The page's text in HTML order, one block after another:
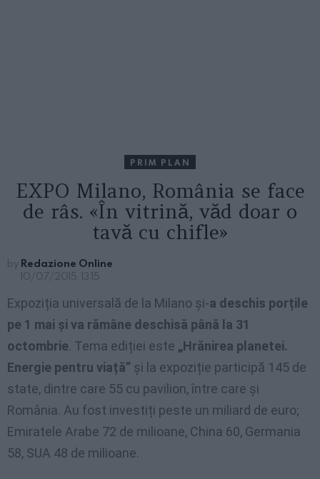
PRIM PLAN
EXPO Milano, România se face
de râs. «În vitrină, văd doar o
tavă cu chifle»
by Redazione Online
10/07/2015, 13:15
Expoziția universală de la Milano și-a deschis porțile
pe 1 mai și va rămâne deschisă până la 31
octombrie. Tema ediției este „Hrănirea planetei.
Energie pentru viață” și la expoziție participă 145 de
state, dintre care 55 cu pavilion, între care și
România. Au fost investiți peste un miliard de euro;
Emiratele Arabe 72 de milioane, China 60, Germania
58, SUA 48 de milioane.